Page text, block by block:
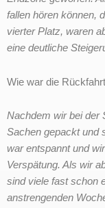
fallen hören können,
vierter Platz, waren
eine deutliche
Wie war die
Nachdem wir bei der
Sachen gepackt und
war entspannt und
Verspätung. Als wir
sind viele fast schon
anstrengenden